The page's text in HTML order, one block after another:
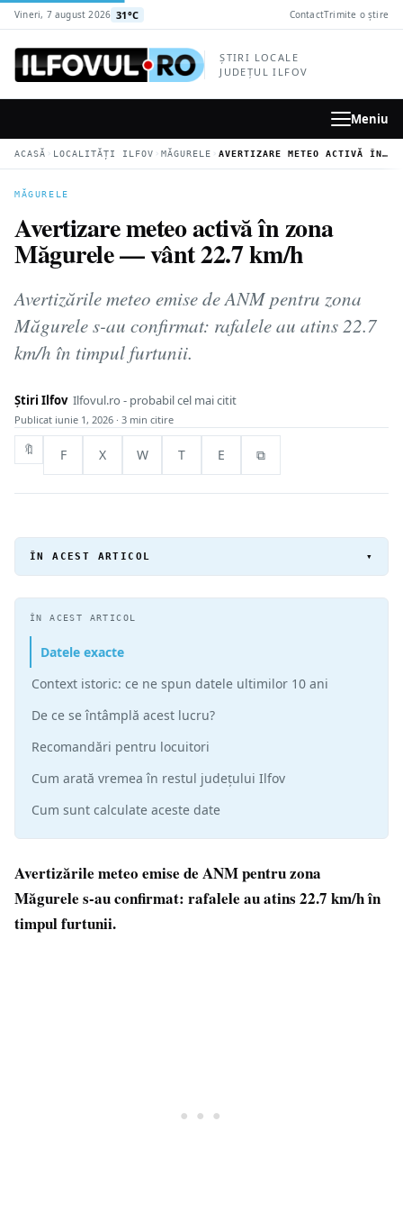
conținutul
Vineri, 7 august 2026 31°C ContactTrimite o știre
ȘTIRI LOCALE
JUDEȚUL ILFOV
Meniu
ACASĂ › LOCALITĂȚI ILFOV › MĂGURELE › AVERTIZARE METEO ACTIVĂ ÎN ZONA MĂGURELE — VÂNT 22.7 KM/H
MĂGURELE
Avertizare meteo activă în zona
Măgurele — vânt 22.7 km/h
Avertizările meteo emise de ANM pentru zona
Măgurele s-au confirmat: rafalele au atins 22.7
km/h în timpul furtunii.
Știri Ilfov Ilfovul.ro - probabil cel mai citit
Publicat iunie 1, 2026 · 3 min citire
🔖 F X W T E ⧉
ÎN ACEST ARTICOL ▾
Avertizările meteo emise de ANM pentru zona
Măgurele s-au confirmat: rafalele au atins 22.7 km/h în
timpul furtunii.
ÎN ACEST ARTICOL
Datele exacte
Context istoric: ce ne spun datele ultimilor 10 ani
De ce se întâmplă acest lucru?
Recomandări pentru locuitori
Cum arată vremea în restul județului Ilfov
Cum sunt calculate aceste date